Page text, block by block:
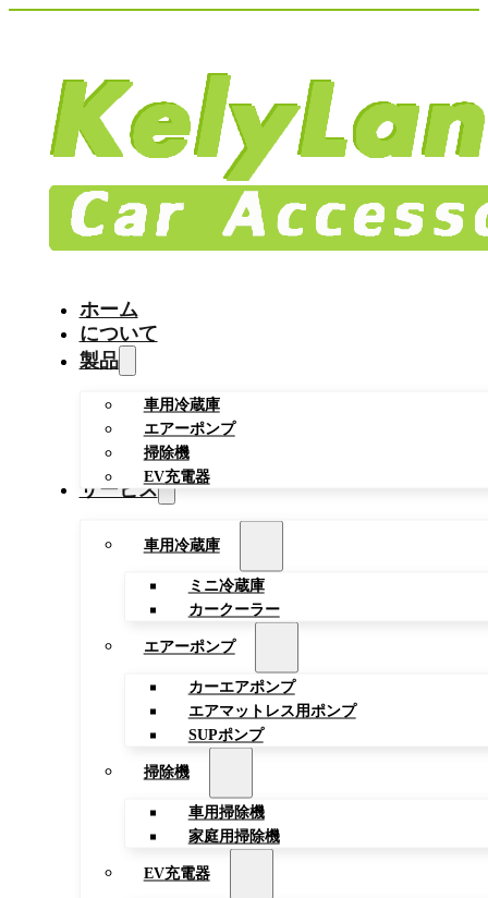
ホーム
について
製品
車用冷蔵庫
エアーポンプ
掃除機
EV充電器
サービス
車用冷蔵庫
ミニ冷蔵庫
カークーラー
エアーポンプ
カーエアポンプ
エアマットレス用ポンプ
SUPポンプ
掃除機
車用掃除機
家庭用掃除機
EV充電器